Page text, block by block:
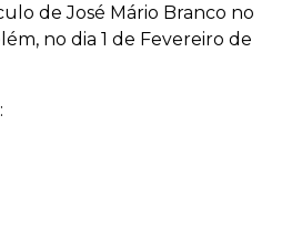
de José Mário Branco no
no dia 1 de Fevereiro de